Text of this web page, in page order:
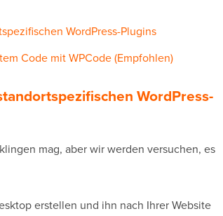
WordPress-Plugins
Code mit WPCode (Empfohlen)
WordPress-
mag, aber wir werden versuchen, es
erstellen und ihn nach Ihrer Website